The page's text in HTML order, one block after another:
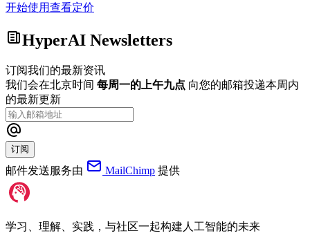
开始使用查看定价
HyperAI Newsletters
订阅我们的最新资讯
我们会在北京时间 每周一的上午九点 向您的邮箱投递本周内
的最新更新
订阅
邮件发送服务由 MailChimp 提供
学习、理解、实践，与社区一起构建人工智能的未来